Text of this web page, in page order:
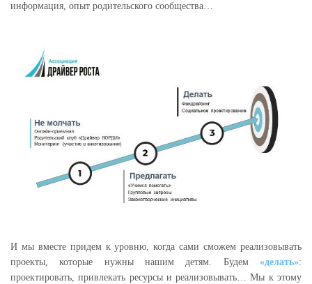
информация, опыт родительского сообщества…
И мы вместе придем к уровню, когда сами сможем реализовывать
проекты, которые нужны нашим детям. Будем «делать»:
проектировать, привлекать ресурсы и реализовывать… Мы к этому